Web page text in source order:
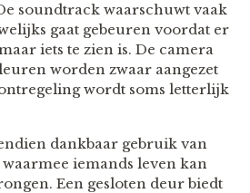
soundtrack waarschuwt vaak
gaat gebeuren voordat er
iets te zien is. De camera
worden zwaar aangezet
wordt soms letterlijk
dankbaar gebruik van
iemands leven kan
Een gesloten deur biedt